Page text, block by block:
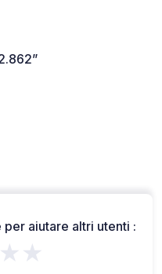
aiutare altri utenti :